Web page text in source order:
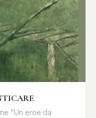
"Un eroe da